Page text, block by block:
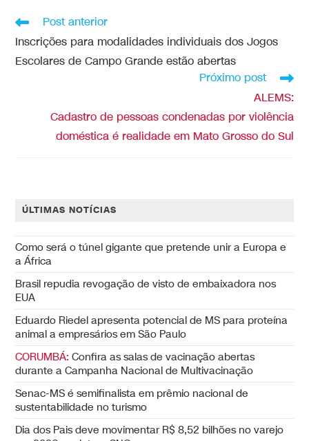
Post anterior
Inscrições para modalidades individuais dos Jogos
Escolares de Campo Grande estão abertas
Próximo post
ALEMS:
Cadastro de pessoas condenadas por violência
doméstica é realidade em Mato Grosso do Sul
ÚLTIMAS NOTÍCIAS
Como será o túnel gigante que pretende unir a Europa e
a África
Brasil repudia revogação de visto de embaixadora nos
EUA
Eduardo Riedel apresenta potencial de MS para proteína
animal a empresários em São Paulo
CORUMBÁ: Confira as salas de vacinação abertas
durante a Campanha Nacional de Multivacinação
Senac-MS é semifinalista em prêmio nacional de
sustentabilidade no turismo
Dia dos Pais deve movimentar R$ 8,52 bilhões no varejo